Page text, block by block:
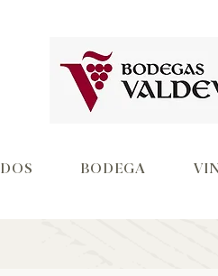
BODEGA